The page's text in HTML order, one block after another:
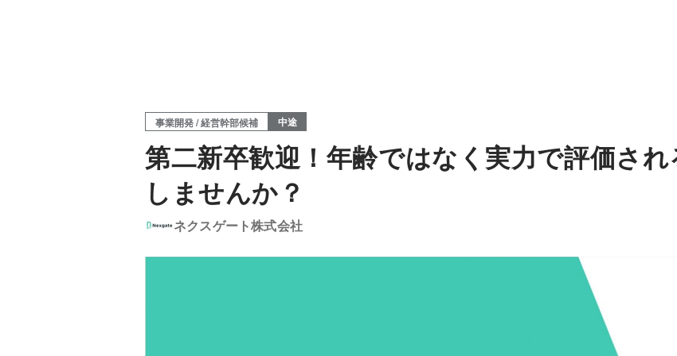
事業開発 / 経営幹部候補 中途
第二新卒歓迎！年齢ではなく実力で評価さ
しませんか？
ネクスゲート株式会社